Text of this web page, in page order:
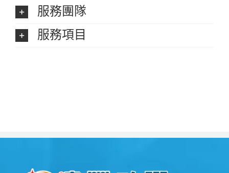
服務團隊
服務項目